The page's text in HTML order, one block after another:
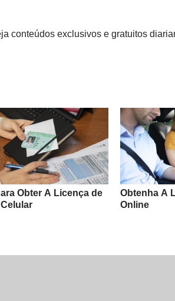
conteúdos exclusivos e gratuitos
Obter A Licença de
Obtenha A
Online